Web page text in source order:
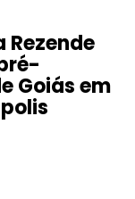
Rezende
Goiás em